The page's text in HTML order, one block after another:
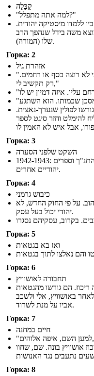
קַבָּלָה
"למה אתה מתפלל?"
ללמדו מיסטיקה יהודית.
משה בידל שנהפך הרב
שלו (המורה).
Горка: 2
אזהרת גיל
"יהודים, תקשיב לי. זה כל מה שאני מבקש ממך. אני לא רוצה כסף או רחמים.
רק תקשיב לי,"
לפולין שנערך-נאצית.
וחזר סיגט לספר
Горка: 3
השקט שלפני הסערה
1942-1943: אלי חגג את בר המצווה שלו והמשיך ללמוד את התנ"ך וספרים
יהודיים אחרים.
Горка: 4
כיבוש גרמני
על פי החוק החדש, לא
יהודי יכול בעל עסק.
Горка: 5
ואז בא בגטאות
Горка: 6
תחבורה לאושוויץ
ריכוז. הם גורשו מהגטאות
באושוויץ, אלי ולשכב
אביו על מנת לשרוד.
Горка: 7
חיים במחנה
אושוויץ בונה. שם, שחוו
Горка: 8